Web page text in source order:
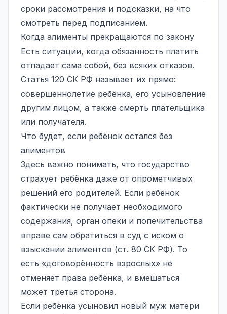
сроки рассмотрения и подсказки, на что
смотреть перед подписанием.
Когда алименты прекращаются по закону
Есть ситуации, когда обязанность платить
отпадает сама собой, без всяких отказов.
Статья 120 СК РФ называет их прямо:
совершеннолетие ребёнка, его усыновление
другим лицом, а также смерть плательщика
или получателя.
Что будет, если ребёнок остался без
алиментов
Здесь важно понимать, что государство
страхует ребёнка даже от опрометчивых
решений его родителей. Если ребёнок
фактически не получает необходимого
содержания, орган опеки и попечительства
вправе сам обратиться в суд с иском о
взыскании алиментов (ст. 80 СК РФ). То
есть «договорённость взрослых» не
отменяет права ребёнка, и вмешаться
может третья сторона.
Если ребёнка усыновил новый муж матери